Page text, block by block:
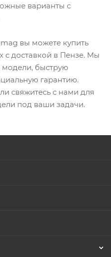
варианты с
вы можете купить
с доставкой в Пензе. Мы
быструю
гарантию.
свяжитесь с нами для
под ваши задачи.